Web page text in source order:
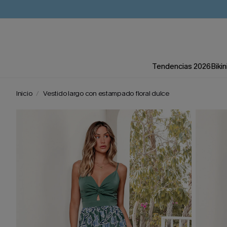
Tendencias 2026
Inicio Vestido largo con estampado floral dulce